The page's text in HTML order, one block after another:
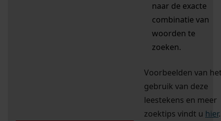
naar de exacte
combinatie van
woorden te
zoeken.
Voorbeelden van
gebruik van deze
leestekens en meer
zoektips vindt u hier.